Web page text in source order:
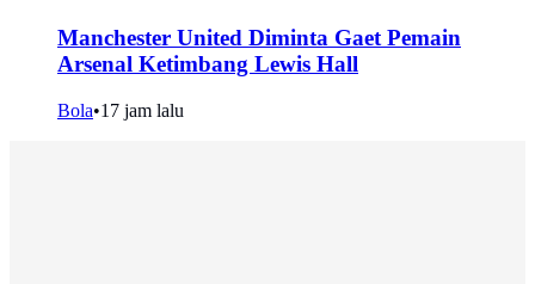
Manchester United Diminta Gaet Pemain
Arsenal Ketimbang Lewis Hall
Bola•17 jam lalu